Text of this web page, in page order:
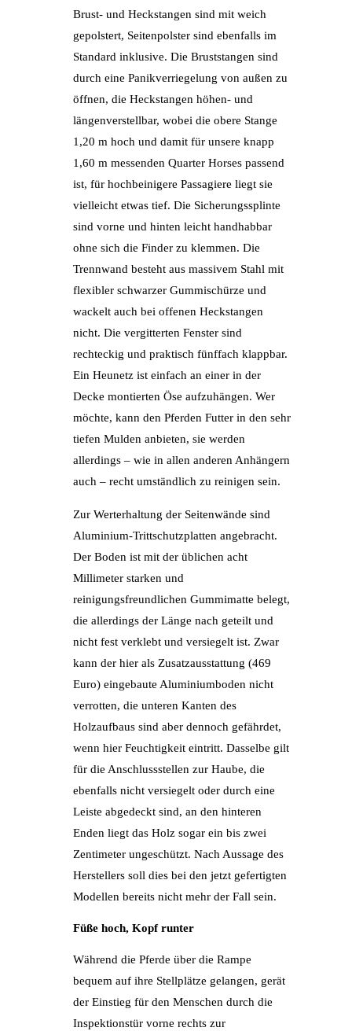
Brust- und Heckstangen sind mit weich
gepolstert, Seitenpolster sind ebenfalls im
Standard inklusive. Die Bruststangen sind
durch eine Panikverriegelung von außen zu
öffnen, die Heckstangen höhen- und
längenverstellbar, wobei die obere Stange
1,20 m hoch und damit für unsere knapp
1,60 m messenden Quarter Horses passend
ist, für hochbeinigere Passagiere liegt sie
vielleicht etwas tief. Die Sicherungssplinte
sind vorne und hinten leicht handhabbar
ohne sich die Finder zu klemmen. Die
Trennwand besteht aus massivem Stahl mit
flexibler schwarzer Gummischürze und
wackelt auch bei offenen Heckstangen
nicht. Die vergitterten Fenster sind
rechteckig und praktisch fünffach klappbar.
Ein Heunetz ist einfach an einer in der
Decke montierten Öse aufzuhängen. Wer
möchte, kann den Pferden Futter in den sehr
tiefen Mulden anbieten, sie werden
allerdings – wie in allen anderen Anhängern
auch – recht umständlich zu reinigen sein.
Zur Werterhaltung der Seitenwände sind
Aluminium-Trittschutzplatten angebracht.
Der Boden ist mit der üblichen acht
Millimeter starken und
reinigungsfreundlichen Gummimatte belegt,
die allerdings der Länge nach geteilt und
nicht fest verklebt und versiegelt ist. Zwar
kann der hier als Zusatzausstattung (469
Euro) eingebaute Aluminiumboden nicht
verrotten, die unteren Kanten des
Holzaufbaus sind aber dennoch gefährdet,
wenn hier Feuchtigkeit eintritt. Dasselbe gilt
für die Anschlussstellen zur Haube, die
ebenfalls nicht versiegelt oder durch eine
Leiste abgedeckt sind, an den hinteren
Enden liegt das Holz sogar ein bis zwei
Zentimeter ungeschützt. Nach Aussage des
Herstellers soll dies bei den jetzt gefertigten
Modellen bereits nicht mehr der Fall sein.
Füße hoch, Kopf runter
Während die Pferde über die Rampe
bequem auf ihre Stellplätze gelangen, gerät
der Einstieg für den Menschen durch die
Inspektionstür vorne rechts zur